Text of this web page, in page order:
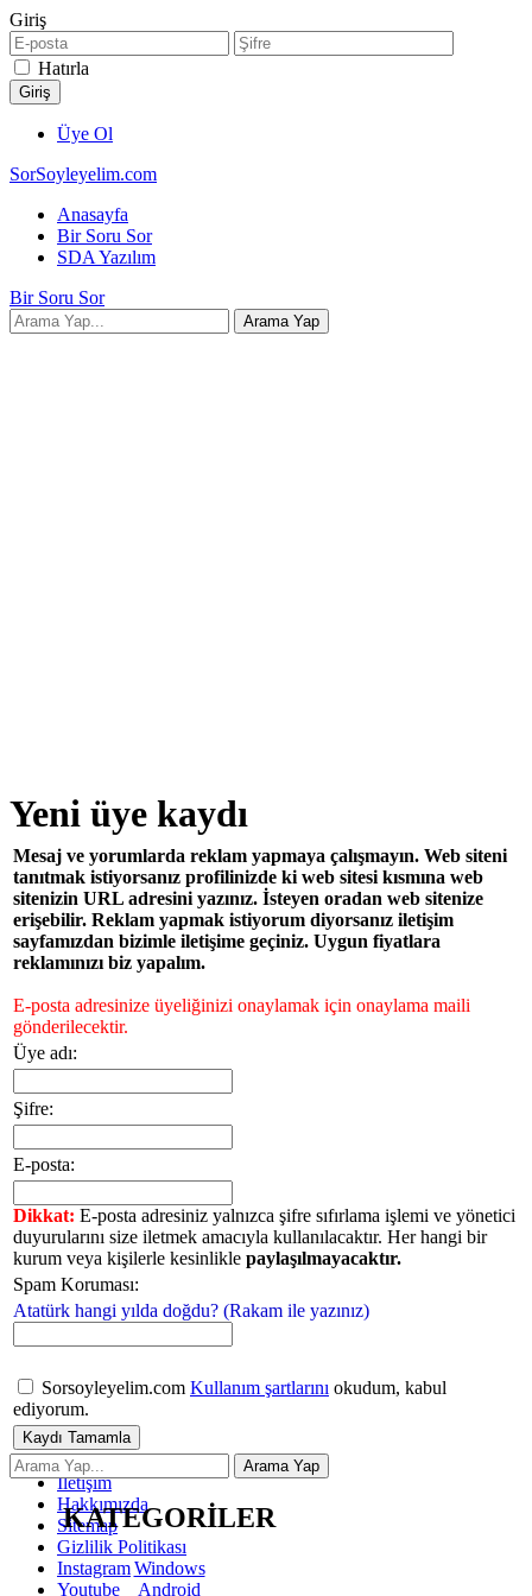
Giriş
Hatırla
Üye Ol
SorSoyleyelim.com
Anasayfa
Bir Soru Sor
SDA Yazılım
Bir Soru Sor
Yeni üye kaydı
Mesaj ve yorumlarda reklam yapmaya çalışmayın. Web siteni
tanıtmak istiyorsanız profilinizde ki web sitesi kısmına web
sitenizin URL adresini yazınız. İsteyen oradan web sitenize
erişebilir. Reklam yapmak istiyorum diyorsanız iletişim
sayfamızdan bizimle iletişime geçiniz. Uygun fiyatlara
reklamınızı biz yapalım.
E-posta adresinize üyeliğinizi onaylamak için onaylama maili
gönderilecektir.
Üye adı:
Şifre:
E-posta:
Dikkat: E-posta adresiniz yalnızca şifre sıfırlama işlemi ve yönetici
duyurularını size iletmek amacıyla kullanılacaktır. Her hangi bir
kurum veya kişilerle kesinlikle paylaşılmayacaktır.
Spam Koruması:
Atatürk hangi yılda doğdu? (Rakam ile yazınız)
Sorsoyleyelim.com Kullanım şartlarını okudum, kabul
ediyorum.
KATEGORİLER
Windows
Android
İletişim
Hakkımızda
Sitemap
Gizlilik Politikası
Instagram
Youtube